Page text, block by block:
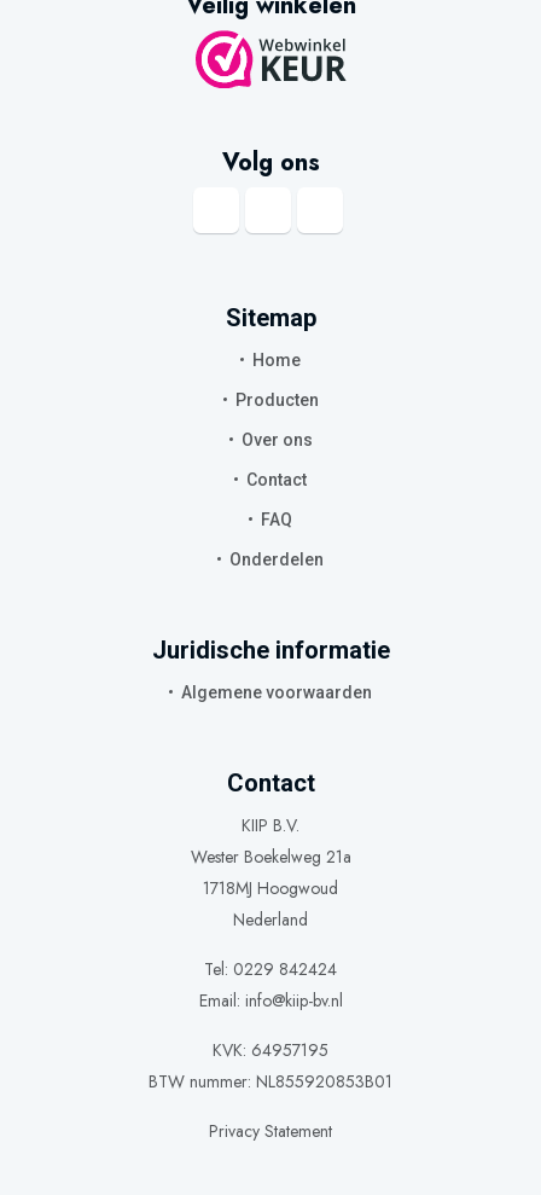
Volg ons
Sitemap
Home
Producten
Over ons
Contact
FAQ
Onderdelen
Juridische informatie
Algemene voorwaarden
Contact
KIIP B.V.
Wester Boekelweg 21a
1718MJ Hoogwoud
Nederland
Tel: 0229 842424
Email: info@kiip-bv.nl
KVK: 64957195
BTW nummer: NL855920853B01
Privacy Statement